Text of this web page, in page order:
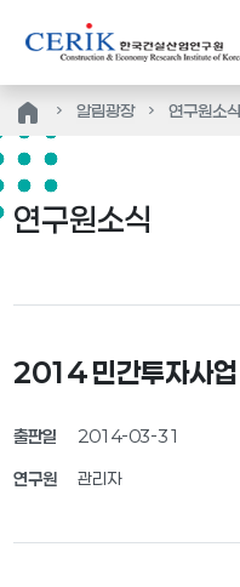
home 알림광장 연구원소식
연구원소식
2014 민간투자사업
출판일 2014-03-31
연구원 관리자